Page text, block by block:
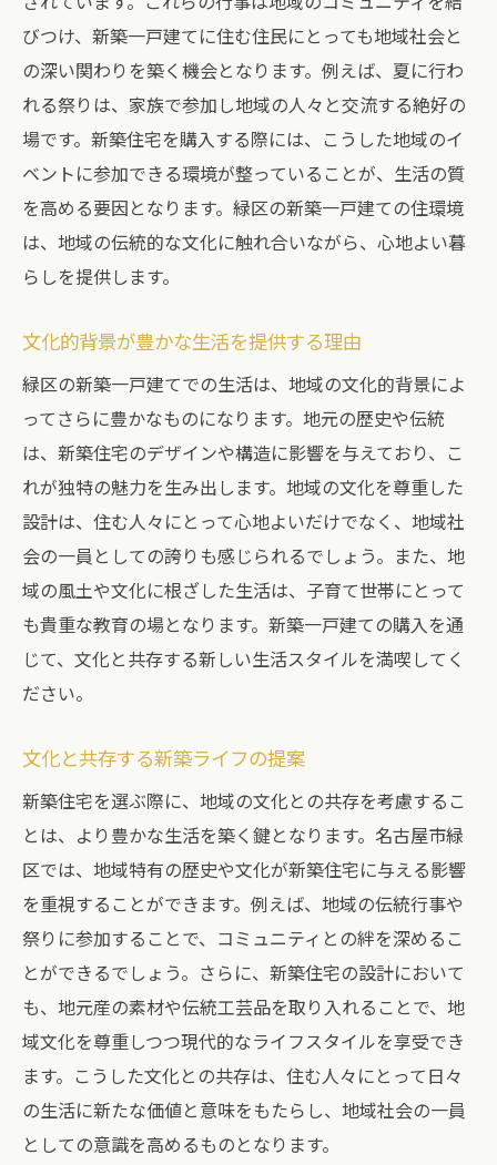
びつけ、新築一戸建てに住む住民にとっても地域社会と
の深い関わりを築く機会となります。例えば、夏に行わ
れる祭りは、家族で参加し地域の人々と交流する絶好の
場です。新築住宅を購入する際には、こうした地域のイ
ベントに参加できる環境が整っていることが、生活の質
を高める要因となります。緑区の新築一戸建ての住環境
は、地域の伝統的な文化に触れ合いながら、心地よい暮
らしを提供します。
文化的背景が豊かな生活を提供する理由
緑区の新築一戸建てでの生活は、地域の文化的背景によ
ってさらに豊かなものになります。地元の歴史や伝統
は、新築住宅のデザインや構造に影響を与えており、こ
れが独特の魅力を生み出します。地域の文化を尊重した
設計は、住む人々にとって心地よいだけでなく、地域社
会の一員としての誇りも感じられるでしょう。また、地
域の風土や文化に根ざした生活は、子育て世帯にとって
も貴重な教育の場となります。新築一戸建ての購入を通
じて、文化と共存する新しい生活スタイルを満喫してく
ださい。
文化と共存する新築ライフの提案
新築住宅を選ぶ際に、地域の文化との共存を考慮するこ
とは、より豊かな生活を築く鍵となります。名古屋市緑
区では、地域特有の歴史や文化が新築住宅に与える影響
を重視することができます。例えば、地域の伝統行事や
祭りに参加することで、コミュニティとの絆を深めるこ
とができるでしょう。さらに、新築住宅の設計において
も、地元産の素材や伝統工芸品を取り入れることで、地
域文化を尊重しつつ現代的なライフスタイルを享受でき
ます。こうした文化との共存は、住む人々にとって日々
の生活に新たな価値と意味をもたらし、地域社会の一員
としての意識を高めるものとなります。